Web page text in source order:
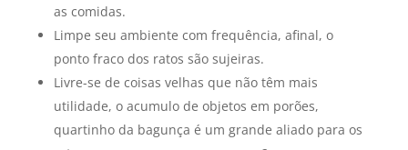
as comidas.
Limpe seu ambiente com frequência, afinal, o
ponto fraco dos ratos são sujeiras.
Livre-se de coisas velhas que não têm mais
utilidade, o acumulo de objetos em porões,
quartinho da bagunça é um grande aliado para os